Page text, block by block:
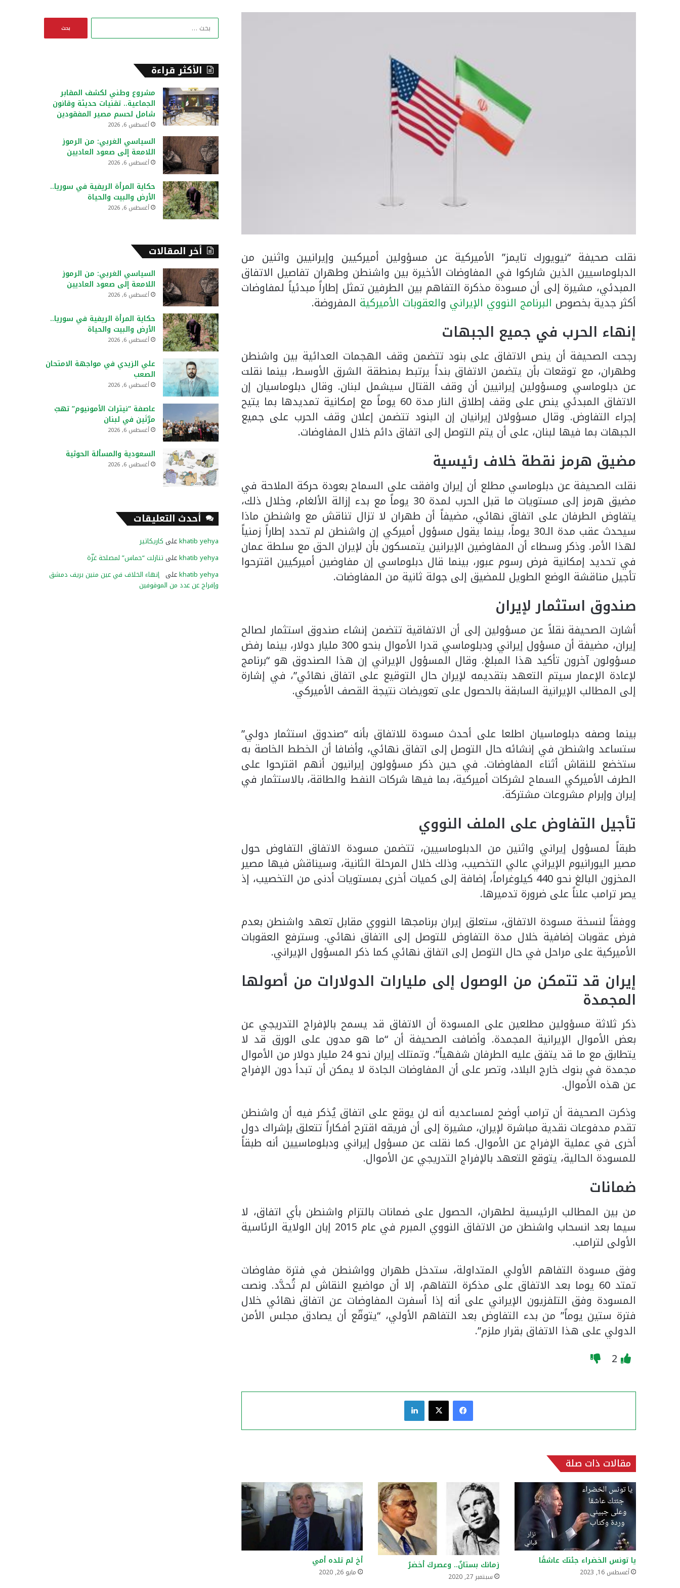
نقلت صحيفة “نيويورك تايمز” الأميركية عن مسؤولين أميركيين وإيرانيين واثنين من
الدبلوماسيين الذين شاركوا في المفاوضات الأخيرة بين واشنطن وطهران تفاصيل الاتفاق
المبدئي، مشيرة إلى أن مسودة مذكرة التفاهم بين الطرفين تمثل إطاراً مبدئياً لمفاوضات
أكثر جدية بخصوص البرنامج النووي الإيراني والعقوبات الأميركية المفروضة.
إنهاء الحرب في جميع الجبهات
رجحت الصحيفة أن ينص الاتفاق على بنود تتضمن وقف الهجمات العدائية بين واشنطن
وطهران، مع توقعات بأن يتضمن الاتفاق بنداً يرتبط بمنطقة الشرق الأوسط، بينما نقلت
عن دبلوماسي ومسؤولين إيرانيين أن وقف القتال سيشمل لبنان. وقال دبلوماسيان إن
الاتفاق المبدئي ينص على وقف إطلاق النار مدة 60 يوماً مع إمكانية تمديدها بما يتيح
إجراء التفاوض. وقال مسؤولان إيرانيان إن البنود تتضمن إعلان وقف الحرب على جميع
الجبهات بما فيها لبنان، على أن يتم التوصل إلى اتفاق دائم خلال المفاوضات.
مضيق هرمز نقطة خلاف رئيسية
نقلت الصحيفة عن دبلوماسي مطلع أن إيران وافقت على السماح بعودة حركة الملاحة في
مضيق هرمز إلى مستويات ما قبل الحرب لمدة 30 يوماً مع بدء إزالة الألغام، وخلال ذلك،
يتفاوض الطرفان على اتفاق نهائي، مضيفاً أن طهران لا تزال تناقش مع واشنطن ماذا
سيحدث عقب مدة الـ30 يوماً، بينما يقول مسؤول أميركي إن واشنطن لم تحدد إطاراً زمنياً
لهذا الأمر. وذكر وسطاء أن المفاوضين الإيرانين يتمسكون بأن لإيران الحق مع سلطة عمان
في تحديد إمكانية فرض رسوم عبور، بينما قال دبلوماسي إن مفاوضين أميركيين اقترحوا
تأجيل مناقشة الوضع الطويل للمضيق إلى جولة ثانية من المفاوضات.
صندوق استثمار لإيران
أشارت الصحيفة نقلاً عن مسؤولين إلى أن الاتفاقية تتضمن إنشاء صندوق استثمار لصالح
إيران، مضيفة أن مسؤول إيراني ودبلوماسي قدرا الأموال بنحو 300 مليار دولار، بينما رفض
مسؤولون آخرون تأكيد هذا المبلغ. وقال المسؤول الإيراني إن هذا الصندوق هو “برنامج
لإعادة الإعمار سيتم التعهد بتقديمه لإيران حال التوقيع على اتفاق نهائي”، في إشارة
إلى المطالب الإيرانية السابقة بالحصول على تعويضات نتيجة القصف الأميركي.
بينما وصفه دبلوماسيان اطلعا على أحدث مسودة للاتفاق بأنه “صندوق استثمار دولي”
ستساعد واشنطن في إنشائه حال التوصل إلى اتفاق نهائي، وأضافا أن الخطط الخاصة به
ستخضع للنقاش أثناء المفاوضات. في حين ذكر مسؤولون إيرانيون أنهم اقترحوا على
الطرف الأميركي السماح لشركات أميركية، بما فيها شركات النفط والطاقة، بالاستثمار في
إيران وإبرام مشروعات مشتركة.
تأجيل التفاوض على الملف النووي
طبقاً لمسؤول إيراني واثنين من الدبلوماسيين، تتضمن مسودة الاتفاق التفاوض حول
مصير اليورانيوم الإيراني عالي التخصيب، وذلك خلال المرحلة الثانية، وسيناقش فيها مصير
المخزون البالغ نحو 440 كيلوغراماً، إضافة إلى كميات أخرى بمستويات أدنى من التخصيب، إذ
يصر ترامب علناً على ضرورة تدميرها.
ووفقاً لنسخة مسودة الاتفاق، ستعلق إيران برنامجها النووي مقابل تعهد واشنطن بعدم
فرض عقوبات إضافية خلال مدة التفاوض للتوصل إلى ااتفاق نهائي. وسترفع العقوبات
الأميركية على مراحل في حال التوصل إلى اتفاق نهائي كما ذكر المسؤول الإيراني.
إيران قد تتمكن من الوصول إلى مليارات الدولارات من أصولها
المجمدة
ذكر ثلاثة مسؤولين مطلعين على المسودة أن الاتفاق قد يسمح بالإفراج التدريجي عن
بعض الأموال الإيرانية المجمدة. وأضافت الصحيفة أن “ما هو مدون على الورق قد لا
يتطابق مع ما قد يتفق عليه الطرفان شفهياً”. وتمتلك إيران نحو 24 مليار دولار من الأموال
مجمدة في بنوك خارج البلاد، وتصر على أن المفاوضات الجادة لا يمكن أن تبدأ دون الإفراج
عن هذه الأموال.
وذكرت الصحيفة أن ترامب أوضح لمساعديه أنه لن يوقع على اتفاق يُذكر فيه أن واشنطن
تقدم مدفوعات نقدية مباشرة لإيران، مشيرة إلى أن فريقه اقترح أفكاراً تتعلق بإشراك دول
أخرى في عملية الإفراج عن الأموال. كما نقلت عن مسؤول إيراني ودبلوماسيين أنه طبقاً
للمسودة الحالية، يتوقع التعهد بالإفراج التدريجي عن الأموال.
ضمانات
من بين المطالب الرئيسية لطهران، الحصول على ضمانات بالتزام واشنطن بأي اتفاق، لا
سيما بعد انسحاب واشنطن من الاتفاق النووي المبرم في عام 2015 إبان الولاية الرئاسية
الأولى لترامب.
وفق مسودة التفاهم الأولي المتداولة، ستدخل طهران وواشنطن في فترة مفاوضات
تمتد 60 يوما بعد الاتفاق على مذكرة التفاهم، إلا أن مواضيع النقاش لم تُحدَّد. ونصت
المسودة وفق التلفزيون الإيراني على أنه إذا أسفرت المفاوضات عن اتفاق نهائي خلال
فترة ستين يوماً” من بدء التفاوض بعد التفاهم الأولي، “يتوقّع أن يصادق مجلس الأمن
الدولي على هذا الاتفاق بقرار ملزم”.
2
فيسبوك
مقالات ذات صلة
يا تونس الخضراء جئتك عاشقًا
أغسطس 16, 2023
زمانك بستانٌ.. وعصركَ أخضرُ
سبتمبر 27, 2020
أخ لم تلده أمي
مايو 26, 2020
ا
ن
:
الأكثر قراءة
مشروع وطني لكشف المقابر
الجماعية.. تقنيات حديثة وقانون
شامل لحسم مصير المفقودين
أغسطس 6, 2026
السياسي الغربي: من الرموز
اللامعة إلى صعود العاديين
أغسطس 6, 2026
حكاية المرأة الريفية في سوريا..
الأرض والبيت والحياة
أغسطس 6, 2026
أخر المقالات
السياسي الغربي: من الرموز
اللامعة إلى صعود العاديين
أغسطس 6, 2026
حكاية المرأة الريفية في سوريا..
الأرض والبيت والحياة
أغسطس 6, 2026
علي الزيدي في مواجهة الامتحان
الصعب
أغسطس 6, 2026
عاصفة “نيترات الأمونيوم” تهبّ
مرَّتَين في لبنان
أغسطس 6, 2026
السعودية والمسألة الحوثية
أغسطس 6, 2026
أحدث التعليقات
khatib yehyaعلى كاريكاتير
khatib yehyaعلى تنازلت “حماس” لمصلحة غزّة
khatib yehyaعلى إنهاء الخلاف في عين منين بريف دمشق
وإفراج عن عدد من الموقوفين